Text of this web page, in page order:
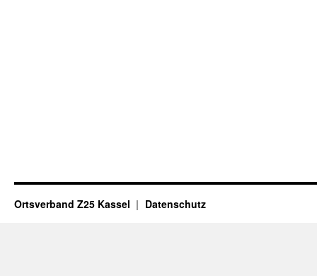
Ortsverband Z25 Kassel Datenschutz